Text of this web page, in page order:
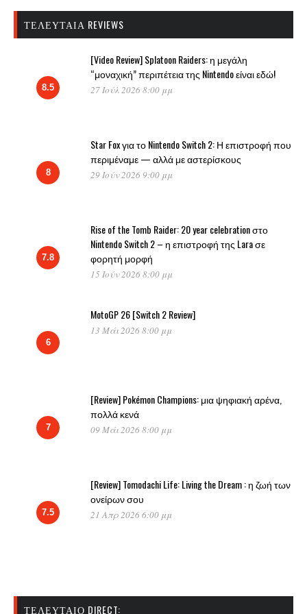
ΤΕΛΕΥΤΑΊΑ REVIEWS
8.5
[Video Review] Splatoon Raiders: η μεγάλη
“μοναχική” περιπέτεια της Nintendo είναι εδώ!
27 Ιούλ 2026 8:00 μμ
8
Star Fox για το Nintendo Switch 2: Η επιστροφή που
περιμέναμε — αλλά με αστερίσκους
29 Ιούν 2026 9:00 μμ
7.8
Rise of the Tomb Raider: 20 year celebration στο
Nintendo Switch 2 – η επιστροφή της Lara σε
φορητή μορφή
15 Ιούν 2026 8:00 μμ
6
MotoGP 26 [Switch 2 Review]
13 Μάι 2026 8:00 μμ
7
[Review] Pokémon Champions: μια ψηφιακή αρένα,
πολλά κενά
09 Μάι 2026 8:00 μμ
7.5
[Review] Tomodachi Life: Living the Dream : η ζωή των
ονείρων σου
21 Απρ 2026 6:00 μμ
ΤΕΛΕΥΤΑΊΟ DIRECT: